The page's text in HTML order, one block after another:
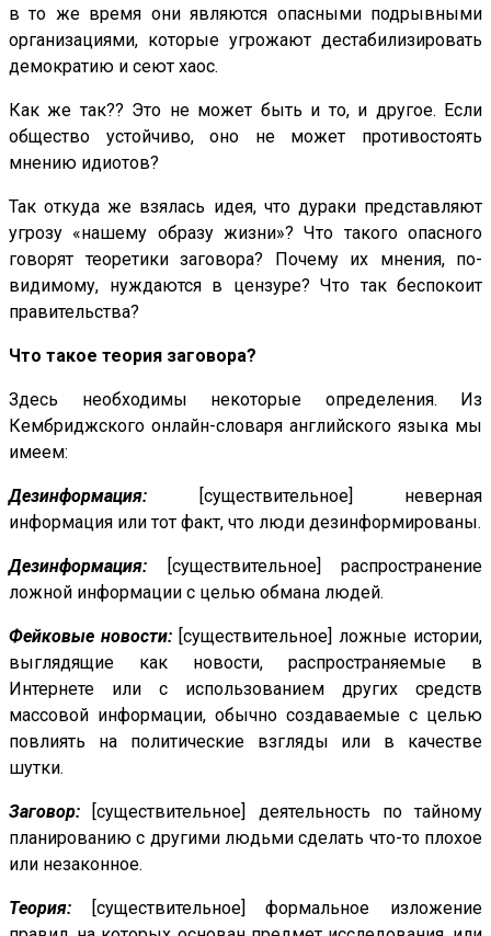
в то же время они являются опасными подрывными
организациями, которые угрожают дестабилизировать
демократию и сеют хаос.
Как же так?? Это не может быть и то, и другое. Если
общество устойчиво, оно не может противостоять
мнению идиотов?
Так откуда же взялась идея, что дураки представляют
угрозу «нашему образу жизни»? Что такого опасного
говорят теоретики заговора? Почему их мнения, по-
видимому, нуждаются в цензуре? Что так беспокоит
правительства?
Что такое теория заговора?
Здесь необходимы некоторые определения. Из
Кембриджского онлайн-словаря английского языка мы
имеем:
Дезинформация: [существительное] неверная
информация или тот факт, что люди дезинформированы.
Дезинформация: [существительное] распространение
ложной информации с целью обмана людей.
Фейковые новости: [существительное] ложные истории,
выглядящие как новости, распространяемые в
Интернете или с использованием других средств
массовой информации, обычно создаваемые с целью
повлиять на политические взгляды или в качестве
шутки.
Заговор: [существительное] деятельность по тайному
планированию с другими людьми сделать что-то плохое
или незаконное.
Теория: [существительное] формальное изложение